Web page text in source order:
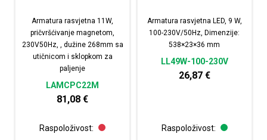
Armatura rasvjetna 11W,
pričvršćivanje magnetom,
230V50Hz, , dužine 268mm sa
utičnicom i sklopkom za
paljenje
LAMCPC22M
81,08€
Raspoloživost:
Armatura rasvjetna LED, 9 W,
100-230V/50Hz, Dimenzije:
538×23×36 mm
LL49W-100-230V
26,87 €
Raspoloživost: